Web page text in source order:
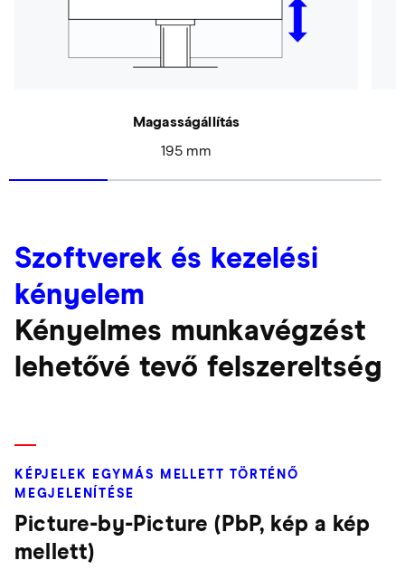
Magasságállítás
195 mm
Szoftverek és kezelési
kényelem
Kényelmes munkavégzést
lehetővé tevő felszereltség
KÉPJELEK EGYMÁS MELLETT TÖRTÉNŐ
MEGJELENÍTÉSE
Picture-by-Picture (PbP, kép a kép
mellett)